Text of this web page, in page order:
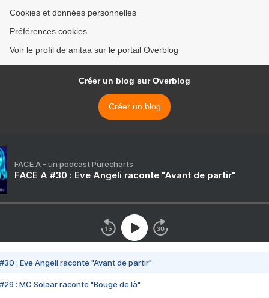
Cookies et données personnelles
Préférences cookies
Voir le profil de anitaa sur le portail Overblog
Créer un blog sur Overblog
Créer un blog
FACE A - un podcast Purecharts
FACE A #30 : Eve Angeli raconte "Avant de partir"
#30 : Eve Angeli raconte "Avant de partir"
#29 : MC Solaar raconte "Bouge de là"